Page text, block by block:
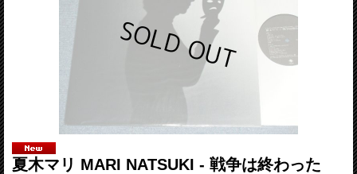
夏木マリ MARI NATSUKI - 戦争は終わった